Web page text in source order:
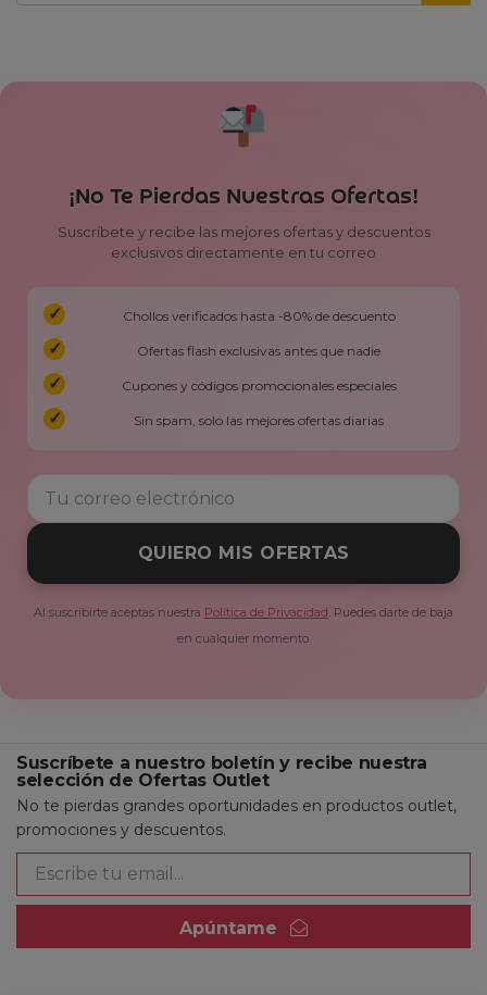
¡No Te Pierdas Nuestras Ofertas!
Suscríbete y recibe las mejores ofertas y descuentos
exclusivos directamente en tu correo
Chollos verificados hasta -80% de descuento
Ofertas flash exclusivas antes que nadie
Cupones y códigos promocionales especiales
Sin spam, solo las mejores ofertas diarias
QUIERO MIS OFERTAS
Al suscribirte aceptas nuestra Política de Privacidad . Puedes darte de baja
en cualquier momento.
Suscríbete a nuestro boletín y recibe nuestra
selección de Ofertas Outlet
No te pierdas grandes oportunidades en productos outlet,
promociones y descuentos.
Apúntame